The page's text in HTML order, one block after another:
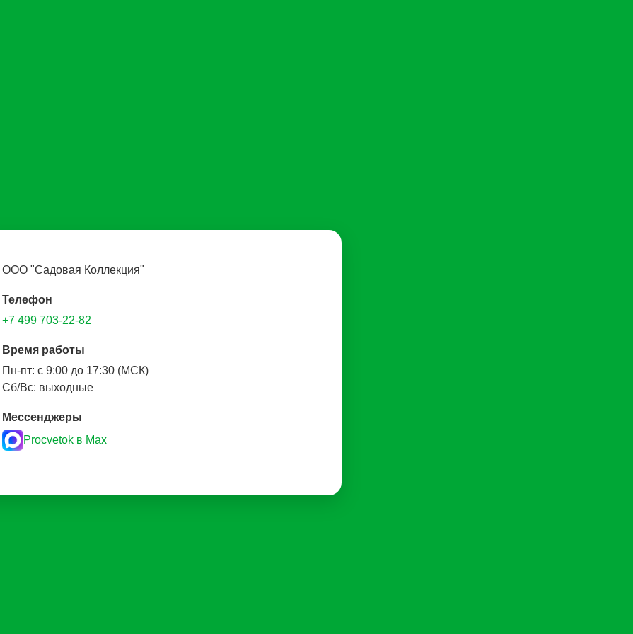
ООО "Садовая Коллекция"
Телефон
+7 499 703-22-82
Время работы
Пн-пт: с 9:00 до 17:30 (МСК)
Сб/Вс: выходные
Мессенджеры
Procvetok в Max